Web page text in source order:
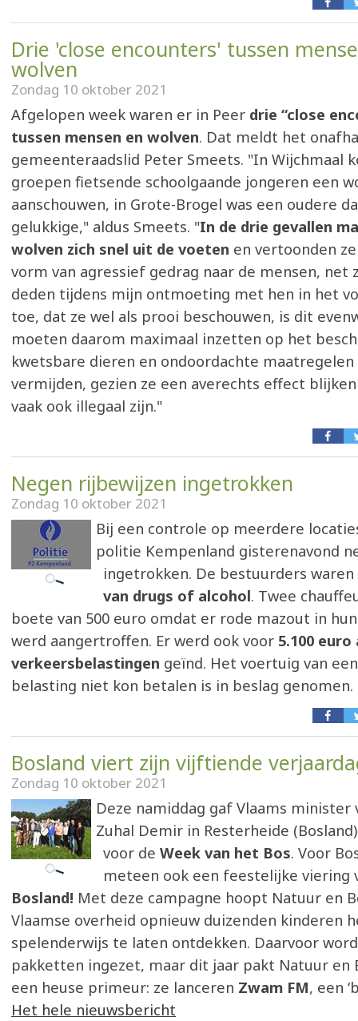
Drie 'close encounters' tussen
wolven
Zondag 10 oktober 2021
Afgelopen week waren er in Peer drie “close
tussen mensen en wolven. Dat meldt het
gemeenteraadslid Peter Smeets. "In Wijchmaal
groepen fietsende schoolgaande jongeren een
aanschouwen, in Grote-Brogel was een oudere
gelukkige," aldus Smeets. "In de drie gevallen
wolven zich snel uit de voeten en vertoonden
vorm van agressief gedrag naar de mensen, net
deden tijdens mijn ontmoeting met hen in het
toe, dat ze wel als prooi beschouwen, is dit
moeten daarom maximaal inzetten op het
kwetsbare dieren en ondoordachte
vermijden, gezien ze een averechts effect
vaak ook illegaal zijn."
Negen rijbewijzen ingetrokken
Zondag 10 oktober 2021
Bij een controle op meerdere
politie Kempenland gisterenavond
ingetrokken. De bestuurders waren
van drugs of alcohol. Twee
boete van 500 euro omdat er rode mazout in
werd aangertroffen. Er werd ook voor 5.100
verkeersbelastingen geïnd. Het voertuig van
belasting niet kon betalen is in beslag genomen.
Bosland viert zijn vijftiende
Zondag 10 oktober 2021
Deze namiddag gaf Vlaams minister
Zuhal Demir in Resterheide
voor de Week van het Bos. Voor
meteen ook een feestelijke viering
Bosland! Met deze campagne hoopt Natuur en
Vlaamse overheid opnieuw duizenden kinderen
spelenderwijs te laten ontdekken. Daarvoor
pakketten ingezet, maar dit jaar pakt Natuur en
een heuse primeur: ze lanceren Zwam FM, een
Het hele nieuwsbericht